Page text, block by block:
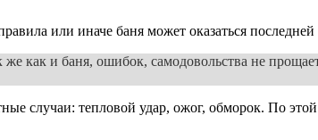
или иначе баня может оказаться
как и баня, ошибок, самодовольства не
случаи: тепловой удар, ожог, обморок. По